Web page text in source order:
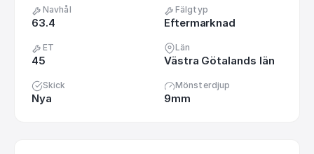
Navhål
63.4
Fälgtyp
Eftermarknad
ET
45
Län
Västra Götalands län
Skick
Nya
Mönsterdjup
9mm